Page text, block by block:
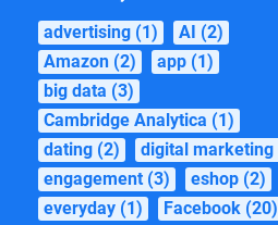
advertising (1) AI (2)
Amazon (2) app (1)
big data (3)
Cambridge Analytica (1)
dating (2) digital marketing
engagement (3) eshop (2)
everyday (1) Facebook (20)